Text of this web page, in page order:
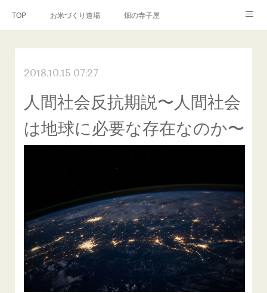
TOP お米づくり道場 畑の寺子屋
お問い合わせ リンク(SNS)
2018.10.15 07:27
人間社会反抗期説〜人間社会
は地球に必要な存在なのか〜